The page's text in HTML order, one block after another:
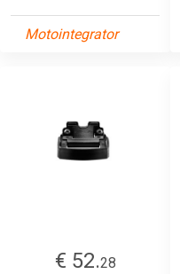
Motointegrator
€ 52.28